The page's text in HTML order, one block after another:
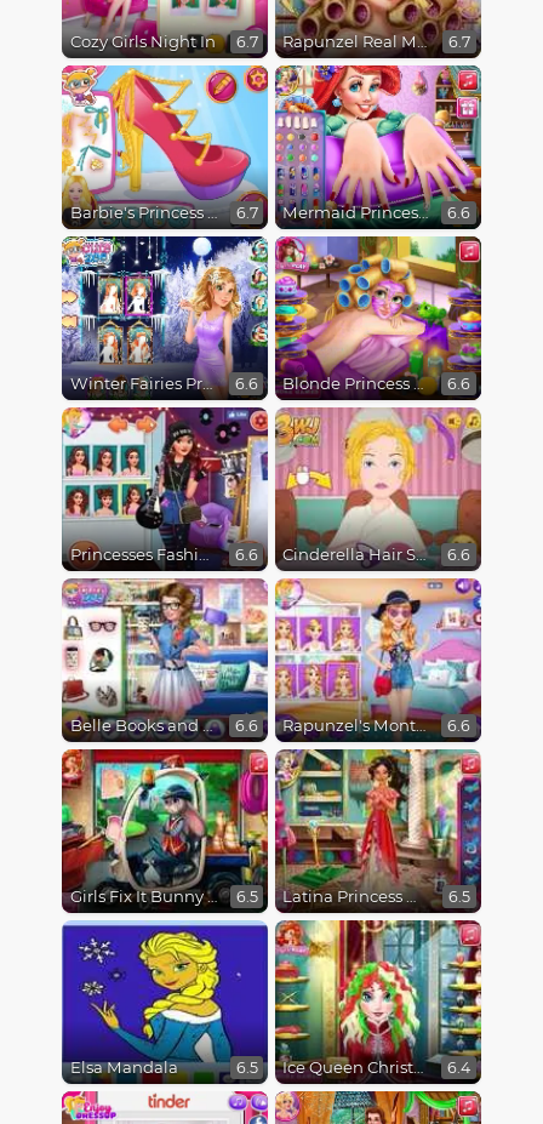
Cozy Girls Night In 6.7 Rapunzel Real Makeover 6.7
Barbie's Princess Shoes 6.7 Mermaid Princess Nails Spa 6.6
Winter Fairies Princesses 6.6 Blonde Princess Spa Day 6.6
Princesses Fashion Favorites 6.6 Cinderella Hair Salon Disaster 6.6
Belle Books and Fashion 6.6 Rapunzel's Monthly Favorites 6.6
Girls Fix It Bunny Car 6.5 Latina Princess Magical Tailor 6.5
Elsa Mandala 6.5 Ice Queen Christmas Real Haircuts 6.4